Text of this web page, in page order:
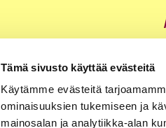
Tämä sivusto käyttää evästeitä
Käytämme evästeitä
ominaisuuksien tukemiseen ja
mainosalan ja analytiikka-alan